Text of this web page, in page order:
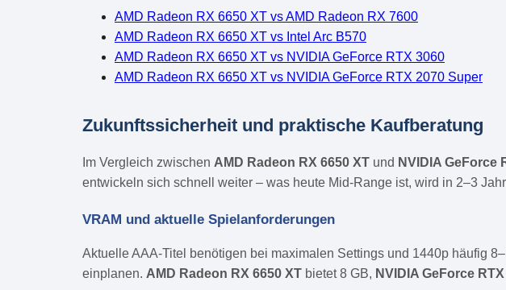
AMD Radeon RX 6650 XT vs AMD Radeon RX 7600
AMD Radeon RX 6650 XT vs Intel Arc B570
AMD Radeon RX 6650 XT vs NVIDIA GeForce RTX 3060
AMD Radeon RX 6650 XT vs NVIDIA GeForce RTX 2070 Super
Zukunftssicherheit und praktische Kaufberatung
Im Vergleich zwischen AMD Radeon RX 6650 XT und NVIDIA GeForce
entwickeln sich schnell weiter – was heute Mid-Range ist, wird in 2–3
VRAM und aktuelle Spielanforderungen
Aktuelle AAA-Titel benötigen bei maximalen Settings und 1440p häufig
einplanen. AMD Radeon RX 6650 XT bietet 8 GB, NVIDIA GeForce